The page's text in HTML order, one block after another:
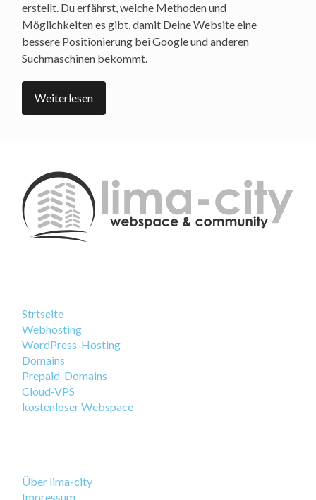
erstellt. Du erfährst, welche Methoden und
Möglichkeiten es gibt, damit Deine Website eine
bessere Positionierung bei Google und anderen
Suchmaschinen bekommt.
Weiterlesen
Strtseite
Webhosting
WordPress-Hosting
Domains
Prepaid-Domains
Cloud-VPS
kostenloser Webspace
Über lima-city
Impressum